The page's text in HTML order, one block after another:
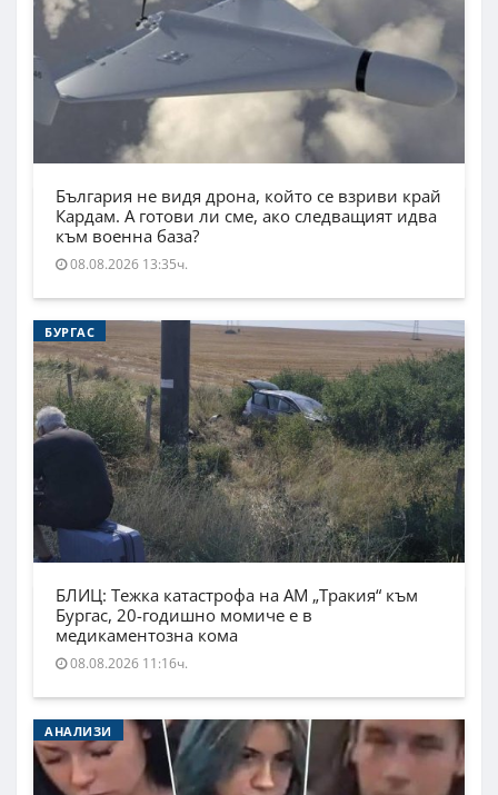
България не видя дрона, който се взриви край
Кардам. А готови ли сме, ако следващият идва
към военна база?
08.08.2026 13:35ч.
БУРГАС
БЛИЦ: Тежка катастрофа на АМ „Тракия“ към
Бургас, 20-годишно момиче е в
медикаментозна кома
08.08.2026 11:16ч.
АНАЛИЗИ